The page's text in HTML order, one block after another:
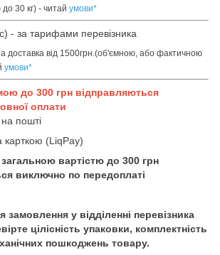
30 кг) - читай умови*
- за тарифами перевізника
доставка від 1500грн.(об'ємною, або фактичною
умови*
до 300 грн відправляються
оплати
пошті
(LiqPay)
вартістю до 300 грн
виключно по передоплаті
замовлення у відділенні перевізника
цілісність упаковки, комплектність
пошкоджень товару.